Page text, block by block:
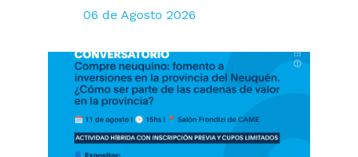
06 de Agosto 2026